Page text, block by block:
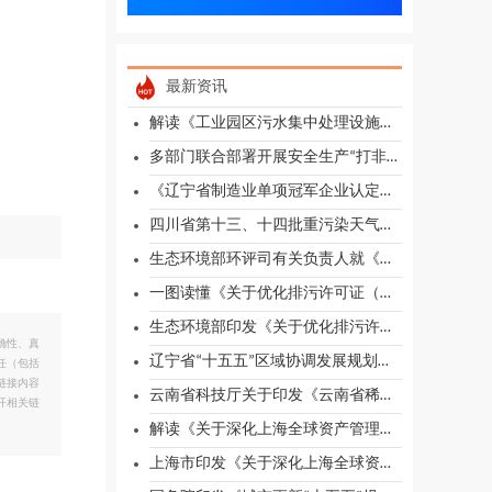
性、真
（包括
接内容
相关链
最新资讯
解读《工业园区污水集中处理设施水污染物排放标准制订技术导则》
多部门联合部署开展安全生产“打非治违”工作
《辽宁省制造业单项冠军企业认定管理办法》印发
四川省第十三、十四批重污染天气重点行业企业绩效评级结果的公告
生态环境部环评司有关负责人就《关于优化排污许可证（副本）格式的通知》有关问题答记者问
一图读懂《关于优化排污许可证（副本）格式的通知》
生态环境部印发《关于优化排污许可证（副本）格式的通知》
辽宁省“十五五”区域协调发展规划（征求意见稿）
云南省科技厅关于印发《云南省稀贵及有色金属材料基因工程（二期）实施方案》的通知
解读《关于深化上海全球资产管理中心建设的若干意见》
上海市印发《关于深化上海全球资产管理中心建设的若干意见》